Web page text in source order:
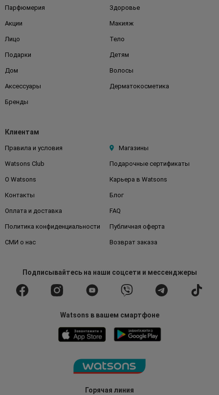
Горячая линия
Парфюмерия Здоровье
Акции Макияж
Лицо Тело
Подарки Детям
Дом Волосы
Аксессуары Дерматокосметика
Бренды
Клиентам
Правила и условия Магазины
Watsons Club Подарочные сертификаты
О Watsons Карьера в Watsons
Контакты Блог
Оплата и доставка FAQ
Политика конфиденциальности Публичная оферта
СМИ о нас Возврат заказа
Подписывайтесьна наши соцсети и мессенджеры
Watsons в вашем смартфоне